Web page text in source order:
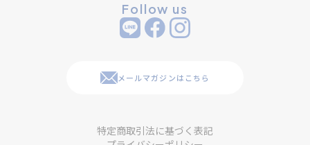
Follow us
メールマガジンはこちら
特定商取引法に基づく表記